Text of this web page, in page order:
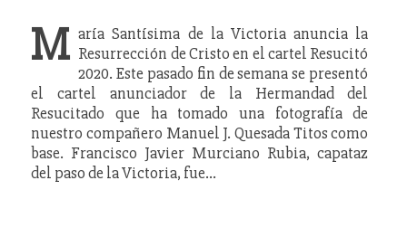
M aría Santísima de la Victoria anuncia la
Resurrección de Cristo en el cartel Resucitó
2020. Este pasado fin de semana se presentó
el cartel anunciador de la Hermandad del
Resucitado que ha tomado una fotografía de
nuestro compañero Manuel J. Quesada Titos como
base. Francisco Javier Murciano Rubia, capataz
del paso de la Victoria, fue…